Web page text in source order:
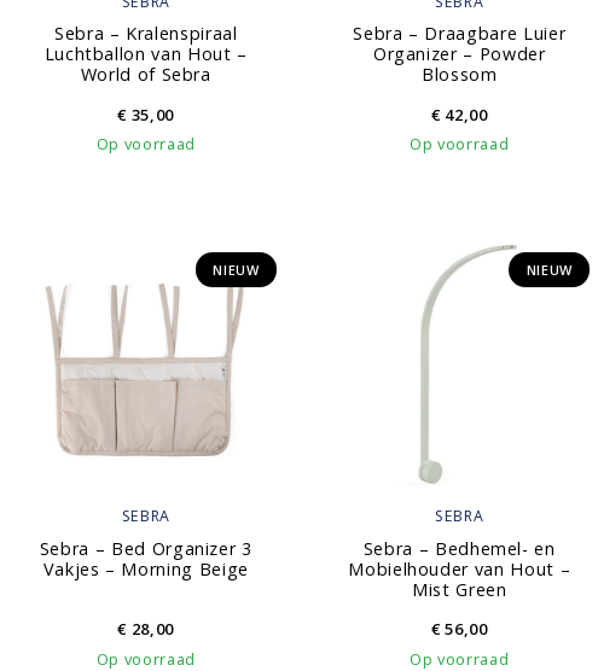
Sebra – Kralenspiraal
Luchtballon van Hout –
World of Sebra
€ 35,00
Op voorraad
Sebra – Draagbare Luier
Organizer – Powder
Blossom
€42,00
Op voorraad
SEBRA
Sebra – Bed Organizer 3
Vakjes – Morning Beige
NIEUW
€ 28,00
Op voorraad
SEBRA
Sebra – Bedhemel- en
Mobielhouder van Hout –
Mist Green
NIEUW
€56,00
Op voorraad